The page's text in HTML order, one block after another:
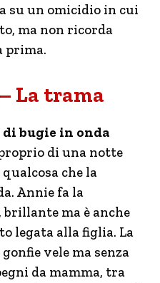
su un omicidio in cui
ma non ricorda
prima.
La trama
bugie in onda
di una notte
che la
Annie fa la
ma è anche
legata alla figlia. La
vele ma senza
da mamma, tra